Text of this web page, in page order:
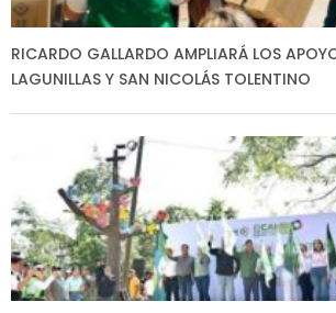
RICARDO GALLARDO AMPLIARÁ LOS
LAGUNILLAS Y SAN NICOLÁS TOLENTINO